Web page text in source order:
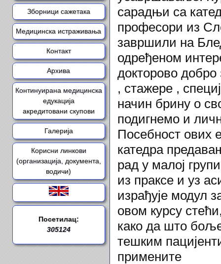
Зборници сажетака
Медицинска истраживања
Контакт
Архива
Континуирана медицинска
едукација
акредитовани скупови
Галерија
Корисни линкови
(организација, документа,
водичи)
Посетилац:
305124
сарадњи са
професори из
завршили на
одређеном
докторово
, стажере ,
начин брину о
подигнемо и
Посебност ових
катедра
рад у малој
из праксе и уз
израђује модул
овом курсу
како да што
тешким
примените